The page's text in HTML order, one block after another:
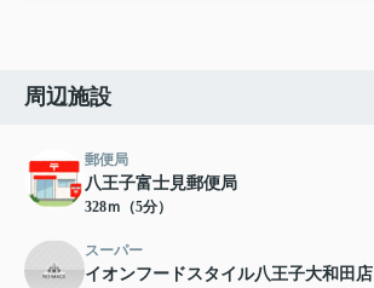
周辺施設
郵便局
八王子富士見郵便局
328ｍ（5分）
スーパー
イオンフードスタイル八王子大和田店